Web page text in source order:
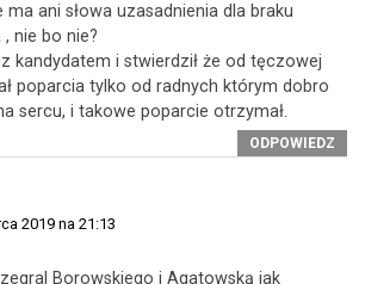
ma ani słowa uzasadnienia dla braku
nie bo nie?
kandydatem i stwierdził że od tęczowej
poparcia tylko od radnych którym dobro
sercu, i takowe poparcie otrzymał.
ODPOWIEDZ
2019 na 21:13
Borowskiego i Agatowską jak